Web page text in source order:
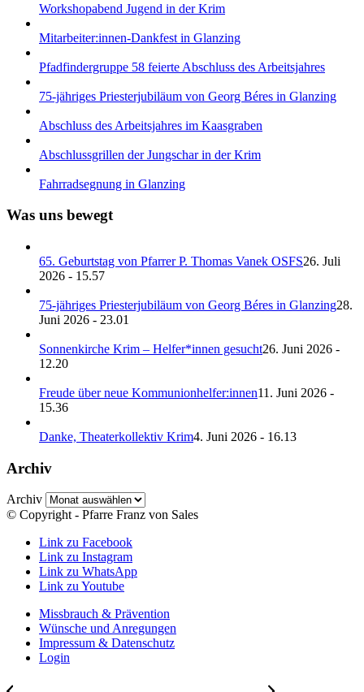
Workshopabend Jugend in der Krim
Mitarbeiter:innen-Dankfest in Glanzing
Pfadfindergruppe 58 feierte Abschluss des Arbeitsjahres
75-jähriges Priesterjubiläum von Georg Béres in Glanzing
Abschluss des Arbeitsjahres im Kaasgraben
Abschlussgrillen der Jungschar in der Krim
Fahrradsegnung in Glanzing
Was uns bewegt
65. Geburtstag von Pfarrer P. Thomas Vanek OSFS26. Juli
2026 - 15.57
75-jähriges Priesterjubiläum von Georg Béres in Glanzing28.
Juni 2026 - 23.01
Sonnenkirche Krim – Helfer*innen gesucht26. Juni 2026 -
12.20
Freude über neue Kommunionhelfer:innen11. Juni 2026 -
15.36
Danke, Theaterkollektiv Krim4. Juni 2026 - 16.13
Archiv
Archiv
© Copyright - Pfarre Franz von Sales
Link zu Facebook
Link zu Instagram
Link zu WhatsApp
Link zu Youtube
Missbrauch & Prävention
Wünsche und Anregungen
Impressum & Datenschutz
Login